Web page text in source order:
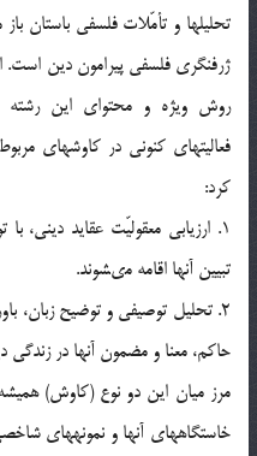
تحليل‏ها و تأمّلات فلسفى باستان
ژرف‏نگرى فلسفى پيرامون دين است.
روش ويژه و محتواى اين رشته
فعاليت‏هاى كنونى در كاوش‏هاى
كرد:
1. ارزيابى معقوليّت عقايد دينى،
تبيين آن‏ها اقامه مى‏شوند.
2. تحليل توصيفى و توضيح زبان،
حاكم، معنا و مضمون آن‏ها در زندگى
مرز ميان اين دو نوع (كاوش)
خاستگاه‏هاى آن‏ها و نمونه‏هاى